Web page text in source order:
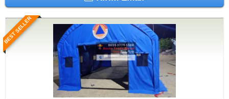
BEST SELLER